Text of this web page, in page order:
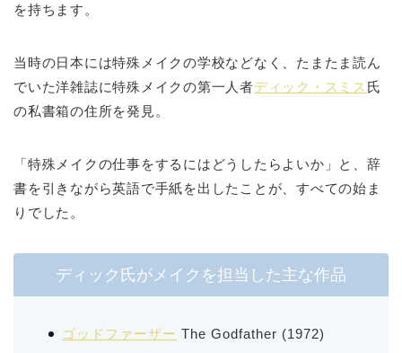
を持ちます。
当時の日本には特殊メイクの学校などなく、たまたま読ん
でいた洋雑誌に特殊メイクの第一人者ディック・スミス 氏
の私書箱の住所を発見。
「特殊メイクの仕事をするにはどうしたらよいか」と、辞
書を引きながら英語で手紙を出したことが、すべての始ま
りでした。
ディック氏がメイクを担当した主な作品
ゴッドファーザー The Godfather (1972)